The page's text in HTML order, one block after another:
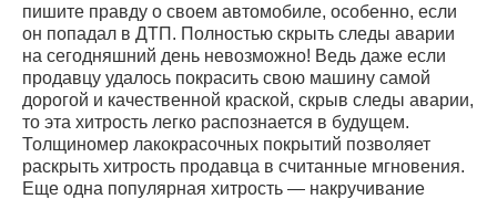
пишите правду о своем автомобиле, особенно, если
он попадал в ДТП. Полностью скрыть следы аварии
на сегодняшний день невозможно! Ведь даже если
продавцу удалось покрасить свою машину самой
дорогой и качественной краской, скрыв следы аварии,
то эта хитрость легко распознается в будущем.
Толщиномер лакокрасочных покрытий позволяет
раскрыть хитрость продавца в считанные мгновения.
Еще одна популярная хитрость — накручивание